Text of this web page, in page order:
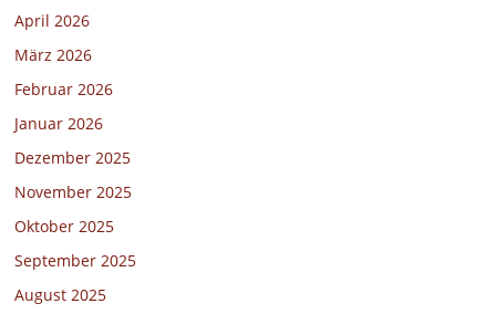
April 2026
März 2026
Februar 2026
Januar 2026
Dezember 2025
November 2025
Oktober 2025
September 2025
August 2025